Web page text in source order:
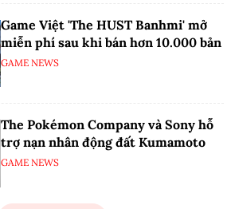
Game Việt 'The HUST Banhmi' mở
miễn phí sau khi bán hơn 10.000 bản
GAME NEWS
The Pokémon Company và Sony hỗ
trợ nạn nhân động đất Kumamoto
GAME NEWS